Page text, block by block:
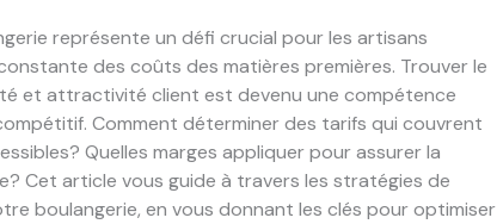
représente un défi crucial pour les artisans
des coûts des matières premières. Trouver le
et attractivité client est devenu une compétence
Comment déterminer des tarifs qui couvrent
Quelles marges appliquer pour assurer la
Cet article vous guide à travers les stratégies de
boulangerie, en vous donnant les clés pour optimiser